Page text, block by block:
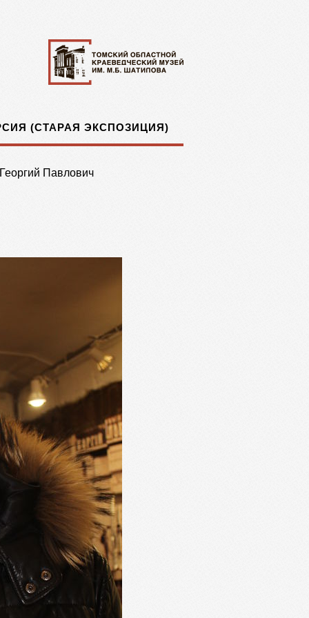
(СТАРАЯ ЭКСПОЗИЦИЯ)
Павлович